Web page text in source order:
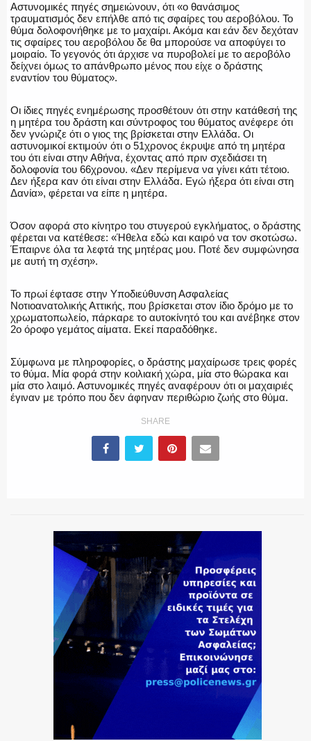
ΑΣΤΥΝΟΜΙΚΟ ΡΕΠΟΡΤΑΖ
Η ΦΩΝΗ ΣΟΥ
ΟΠΛΑ/ΕΞΟΠΛΙΣΜΟΣ
ΟΜΑΔΕΣ ΕΛ.ΑΣ.
Αστυνομικές πηγές σημειώνουν, ότι «ο θανάσιμος
τραυματισμός δεν επήλθε από τις σφαίρες του αεροβόλου. Το
θύμα δολοφονήθηκε με το μαχαίρι. Ακόμα και εάν δεν δεχόταν
τις σφαίρες του αεροβόλου δε θα μπορούσε να αποφύγει το
μοιραίο. Το γεγονός ότι άρχισε να πυροβολεί με το αεροβόλο
δείχνει όμως το απάνθρωπο μένος που είχε ο δράστης
εναντίον του θύματος».
Οι ίδιες πηγές ενημέρωσης προσθέτουν ότι στην κατάθεσή της
η μητέρα του δράστη και σύντροφος του θύματος ανέφερε ότι
δεν γνώριζε ότι ο γιος της βρίσκεται στην Ελλάδα. Οι
αστυνομικοί εκτιμούν ότι ο 51χρονος έκρυψε από τη μητέρα
του ότι είναι στην Αθήνα, έχοντας από πριν σχεδιάσει τη
δολοφονία του 66χρονου. «Δεν περίμενα να γίνει κάτι τέτοιο.
Δεν ήξερα καν ότι είναι στην Ελλάδα. Εγώ ήξερα ότι είναι στη
Δανία», φέρεται να είπε η μητέρα.
Όσον αφορά στο κίνητρο του στυγερού εγκλήματος, ο δράστης
φέρεται να κατέθεσε: «Ήθελα εδώ και καιρό να τον σκοτώσω.
Έπαιρνε όλα τα λεφτά της μητέρας μου. Ποτέ δεν συμφώνησα
με αυτή τη σχέση».
Το πρωί έφτασε στην Υποδιεύθυνση Ασφαλείας
Νοτιοανατολικής Αττικής, που βρίσκεται στον ίδιο δρόμο με το
χρωματοπωλείο, πάρκαρε το αυτοκίνητό του και ανέβηκε στον
2ο όροφο γεμάτος αίματα. Εκεί παραδόθηκε.
Σύμφωνα με πληροφορίες, ο δράστης μαχαίρωσε τρεις φορές
το θύμα. Μία φορά στην κοιλιακή χώρα, μία στο θώρακα και
μία στο λαιμό. Αστυνομικές πηγές αναφέρουν ότι οι μαχαιριές
έγιναν με τρόπο που δεν άφηναν περιθώριο ζωής στο θύμα.
SHARE